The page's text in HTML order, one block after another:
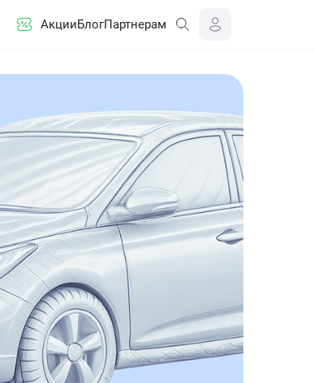
АкцииБлогПартнерам